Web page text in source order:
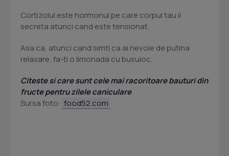
Cortizolul este hormonul pe care corpul tau il
secreta atunci cand este tensionat.
Asa ca, atunci cand simti ca ai nevoie de putina
relaxare, fa-ti o limonada cu busuioc.
Citeste si care sunt cele mai racoritoare bauturi din
fructe pentru zilele caniculare
Sursa foto: food52.com